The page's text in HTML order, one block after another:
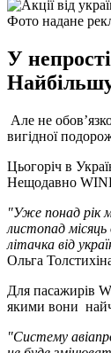
Фото надане
У
Але не
вигідної
Цьогоріч в
Нещодавно
"Уже понад рік
листопад місяць
літачка від
Ольга
Для пасажирів
якими вони
"Систему